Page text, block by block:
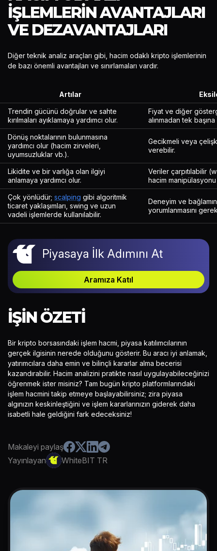
İŞLEMLERIN AVANTAJLARI
VE DEZAVANTAJLARI
Diğer teknik analiz araçları gibi, hacim odaklı kripto işlemlerinin
de bazı önemli avantajları ve sınırlamaları vardır.
Artılar
Trendin gücünü doğrular ve sahte
kırılmaları ayıklamaya yardımcı olur.
Fiyat ve diğer
alınmadan tek
Dönüş noktalarının bulunmasına
yardımcı olur (hacim zirveleri,
uyumsuzluklar vb.).
Gecikmeli veya
verebilir.
Likidite ve bir varlığa olan ilgiyi
anlamaya yardımcı olur.
Veriler çarpıtılabilir
hacim
Çok yönlüdür; scalping gibi algoritmik
ticaret yaklaşımları, swing ve uzun
vadeli işlemlerde kullanılabilir.
Deneyim ve
yorumlanmasını
Piyasaya İlk Adımını At
Aramıza Katıl
İŞIN ÖZETI
Bir kripto borsasındaki işlem hacmi, piyasa katılımcılarının
gerçek ilgisinin nerede olduğunu gösterir. Bu aracı iyi anlamak,
yatırımcılara daha emin ve bilinçli kararlar alma becerisi
kazandırabilir. Hacim analizini pratikte nasıl uygulayabileceğinizi
öğrenmek ister misiniz? Tam bugün kripto platformlarındaki
işlem hacmini takip etmeye başlayabilirsiniz; zira piyasa
algınızın keskinleştiğini ve işlem kararlarınızın giderek daha
isabetli hale geldiğini fark edeceksiniz!
Makaleyi paylaş
Yayınlayan
WhiteBIT TR